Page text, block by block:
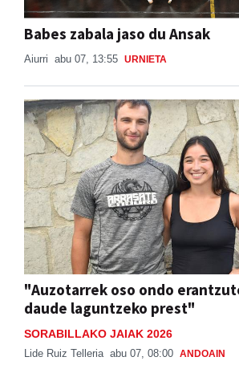
"Auzotarrek oso ondo
daude laguntzeko prest"
SORABILLAKO JAIAK 2026
Lide Ruiz Telleria abu 07, 08:00